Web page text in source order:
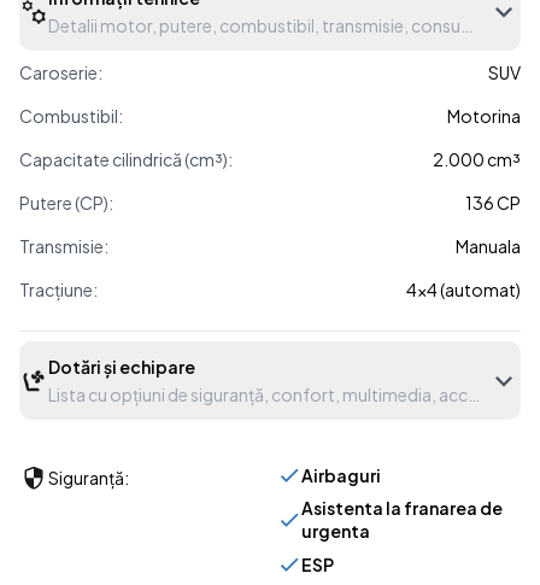
Detalii motor, putere, combustibil, transmisie, consum etc.
Caroserie:
SUV
Combustibil:
Motorina
Capacitate cilindrică (cm³):
2.000 cm³
Putere (CP):
136 CP
Transmisie:
Manuala
Tracțiune:
4x4 (automat)
Dotări și echipare
Lista cu opțiuni de siguranță, confort, multimedia, accesorii
Siguranță:
Airbaguri
Asistenta la franarea de
urgenta
ESP